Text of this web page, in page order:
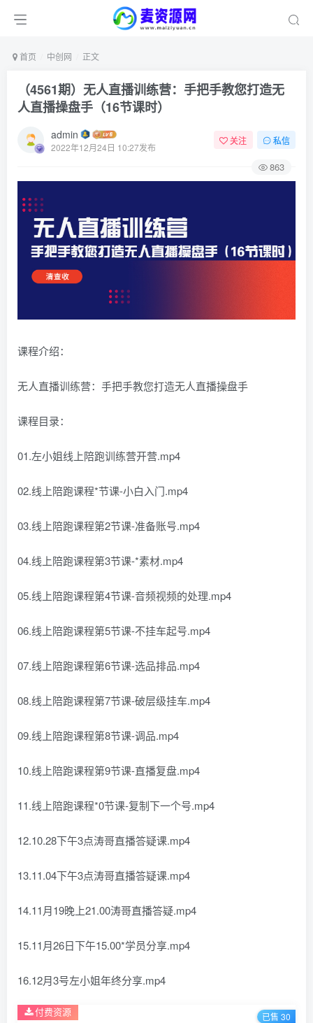
首页 中创网 正文
（4561期）无人直播训练营：手把手教您打造无
人直播操盘手（16节课时）
admin
2022年12月24日 10:27发布
关注 私信
863
课程介绍：
无人直播训练营：手把手教您打造无人直播操盘手
课程目录：
01.左小姐线上陪跑训练营开营.mp4
02.线上陪跑课程*节课-小白入门.mp4
03.线上陪跑课程第2节课-准备账号.mp4
04.线上陪跑课程第3节课-*素材.mp4
05.线上陪跑课程第4节课-音频视频的处理.mp4
06.线上陪跑课程第5节课-不挂车起号.mp4
07.线上陪跑课程第6节课-选品排品.mp4
08.线上陪跑课程第7节课-破层级挂车.mp4
09.线上陪跑课程第8节课-调品.mp4
10.线上陪跑课程第9节课-直播复盘.mp4
11.线上陪跑课程*0节课-复制下一个号.mp4
12.10.28下午3点涛哥直播答疑课.mp4
13.11.04下午3点涛哥直播答疑课.mp4
14.11月19晚上21.00涛哥直播答疑.mp4
15.11月26日下午15.00*学员分享.mp4
16.12月3号左小姐年终分享.mp4
付费资源 已售 30